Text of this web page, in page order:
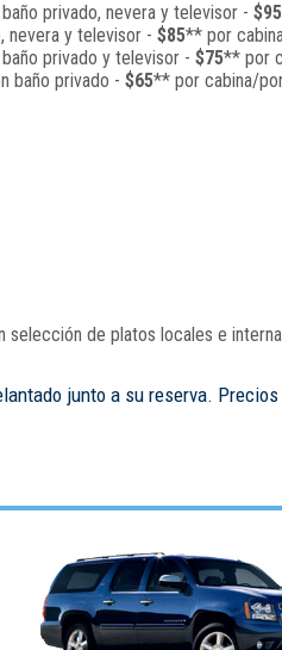
privado, nevera y televisor - $95
nevera y televisor - $85** por
privado y televisor - $75** por
baño privado - $65** por cabina/
de platos locales e
junto a su reserva. Precios